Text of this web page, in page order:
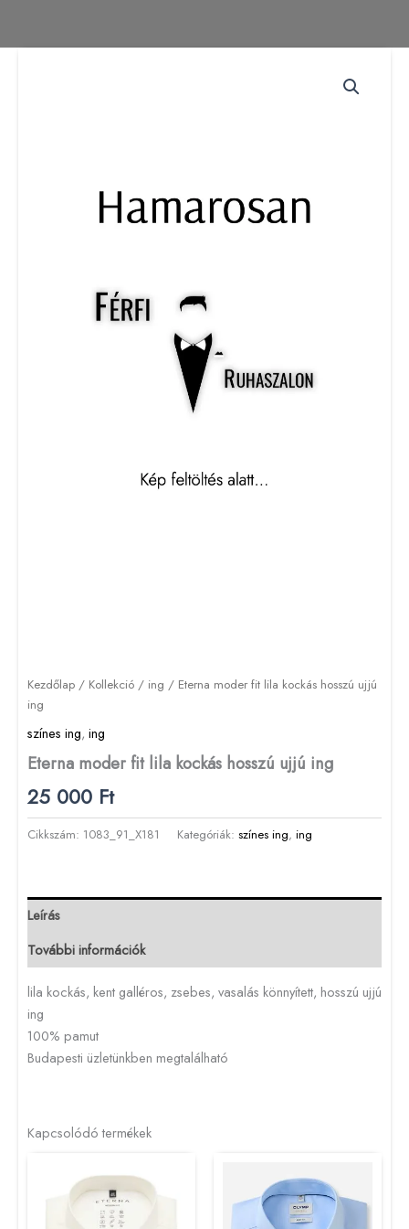
Kezdőlap / Kollekció / ing / Eterna moder fit lila kockás hosszú ujjú
ing
színes ing, ing
Eterna moder fit lila kockás hosszú ujjú ing
25 000 Ft
Cikkszám: 1083_91_X181 Kategóriák: színes ing, ing
Leírás
További információk
lila kockás, kent galléros, zsebes, vasalás könnyített, hosszú ujjú
ing
100% pamut
Budapesti üzletünkben megtalálható
Kapcsolódó termékek